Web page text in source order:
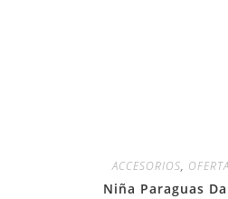
ACCESORIOS, OFERTA
Niña Paraguas